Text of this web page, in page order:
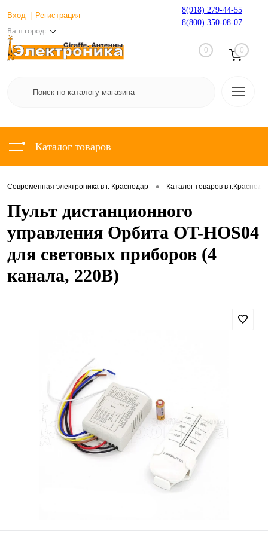
Вход Регистрация
Ваш город:
8(918) 279-44-55
8(800) 350-08-07
0 0
Каталог товаров
Современная электроника в г. Краснодар • Каталог товаров в
Пульт дистанционного
управления Орбита OT-HOS04
для световых приборов (4
канала, 220В)